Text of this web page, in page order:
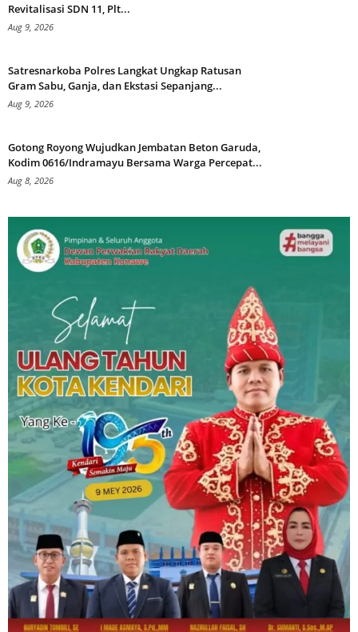
Revitalisasi SDN 11, Plt...
Aug 9, 2026
Satresnarkoba Polres Langkat Ungkap Ratusan
Gram Sabu, Ganja, dan Ekstasi Sepanjang...
Aug 9, 2026
Gotong Royong Wujudkan Jembatan Beton Garuda,
Kodim 0616/Indramayu Bersama Warga Percepat...
Aug 8, 2026